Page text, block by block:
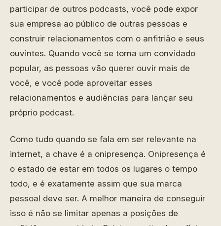
participar de outros podcasts, você pode expor
sua empresa ao público de outras pessoas e
construir relacionamentos com o anfitrião e seus
ouvintes. Quando você se torna um convidado
popular, as pessoas vão querer ouvir mais de
você, e você pode aproveitar esses
relacionamentos e audiências para lançar seu
próprio podcast.
Como tudo quando se fala em ser relevante na
internet, a chave é a onipresença. Onipresença é
o estado de estar em todos os lugares o tempo
todo, e é exatamente assim que sua marca
pessoal deve ser. A melhor maneira de conseguir
isso é não se limitar apenas a posições de